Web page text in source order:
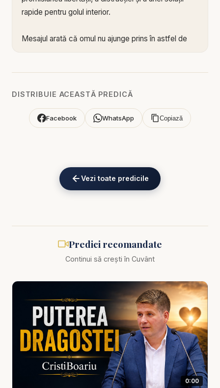
rapide pentru golul interior.
Mesajul arată că omul nu ajunge prins în astfel de
iluzia că poate controla situația. Dar ceea ce pare
deveni lanț. Drogurile afectează mintea, trupul,
datorii, dependență, minciună, anxietate și familii
păcate moderne nu sunt doar probleme sociale
sau psihologice, ci și probleme spirituale. Ele ating
locul în care omul caută alinare, identitate, putere
sau scăpare fără Dumnezeu. Când sufletul este
ofere o ușurare rapidă. Dar nicio substanță, niciun
pariu și nicio promisiune de câștig nu pot vindeca
inima. Doar Hristos poate rupe robia păcatului și
poate reda omului libertatea adevărată.
Această temă este esențială pentru cei care se
luptă cu dependențe, dar și pentru familiile care
suferă lângă ei. Poate cineva drag este prins în
DISTRIBUIE ACEASTĂ PREDICĂ
Facebook WhatsApp Copiază
Vezi toate predicile
Predici recomandate
Continui să crești în Cuvânt
0:00